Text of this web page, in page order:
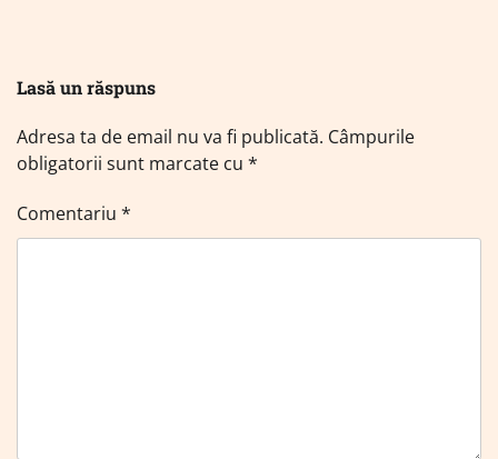
Lasă un răspuns
Adresa ta de email nu va fi publicată. Câmpurile
obligatorii sunt marcate cu *
Comentariu *